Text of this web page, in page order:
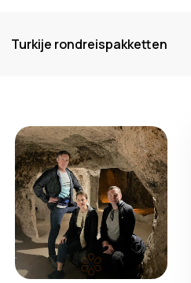
Turkije rondreispakketten